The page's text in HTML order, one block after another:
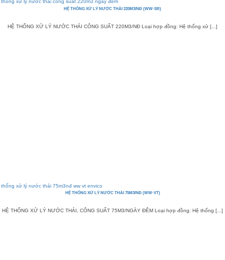
HỆ THỐNG XỬ LÝ NƯỚC THẢI 220M3/NĐ (WW-SR)
HỆ THỐNG XỬ LÝ NƯỚC THẢI CÔNG SUẤT 220M3/NĐ Loại hợp đồng: Hệ thống xử [...]
HỆ THỐNG XỬ LÝ NƯỚC THẢI 75M3/NĐ (WW-VT)
HỆ THỐNG XỬ LÝ NƯỚC THẢI, CÔNG SUẤT 75M3/NGÀY ĐÊM Loại hợp đồng: Hệ thống [...]